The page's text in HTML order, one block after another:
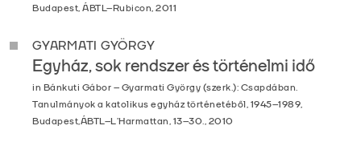
Budapest, ÁBTL–Rubicon, 2011
GYARMATI GYÖRGY
Egyház, sok rendszer és történelmi idő
in Bánkuti Gábor – Gyarmati György (szerk.): Csapdában.
Tanulmányok a katolikus egyház történetéből, 1945–1989,
Budapest,ÁBTL–L’Harmattan, 13–30., 2010